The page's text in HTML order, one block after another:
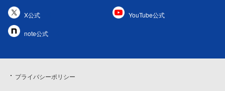
X公式 YouTube公式
note公式
プライバシーポリシー